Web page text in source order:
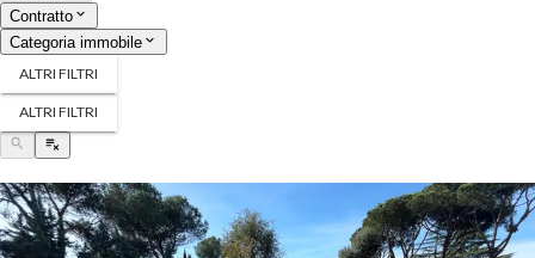
Contratto
Categoria immobile
ALTRI FILTRI
ALTRI FILTRI